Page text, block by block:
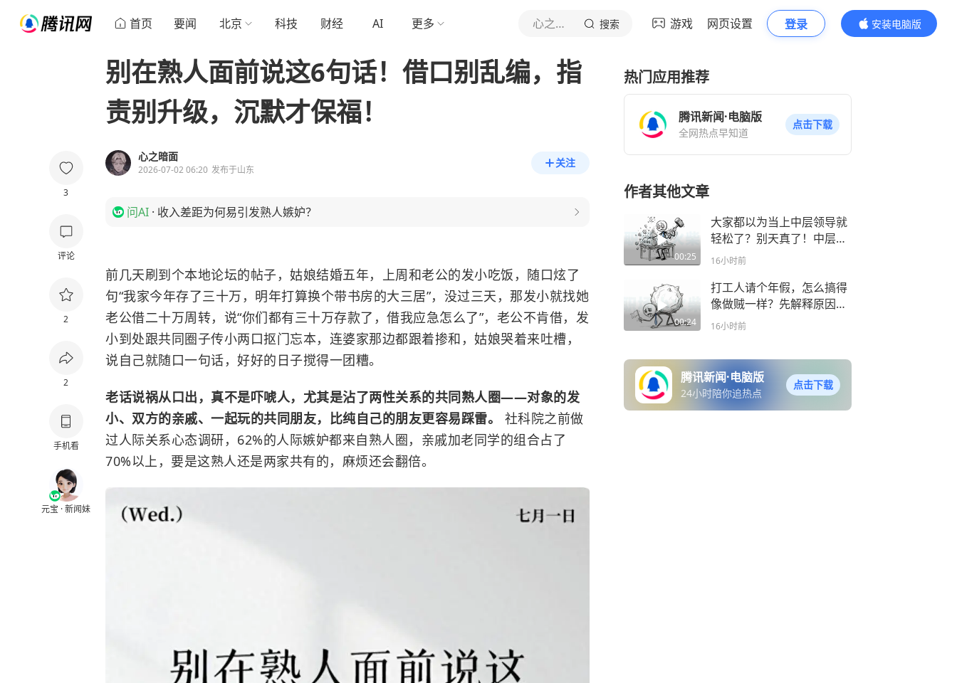
首页 要闻 北京 科技 财经 AI 更多 心之暗面 搜索 游戏 网页设置 登录
安装电脑版
内容更精彩
3
评论
2
2
手机看
元宝 · 新闻妹
别在熟人面前说这6句话！借口别乱编，指
责别升级，沉默才保福！
心之暗面
2026-07-02 06:20 发布于山东
关注
问AI · 收入差距为何易引发熟人嫉妒？
前几天刷到个本地论坛的帖子，姑娘结婚五年，上周和老公的发小吃饭，随口炫了
句“我家今年存了三十万，明年打算换个带书房的大三居”，没过三天，那发小就找她
老公借二十万周转，说“你们都有三十万存款了，借我应急怎么了”，老公不肯借，发
小到处跟共同圈子传小两口抠门忘本，连婆家那边都跟着掺和，姑娘哭着来吐槽，
说自己就随口一句话，好好的日子搅得一团糟。
老话说祸从口出，真不是吓唬人，尤其是沾了两性关系的共同熟人圈——对象的发
小、双方的亲戚、一起玩的共同朋友，比纯自己的朋友更容易踩雷。 社科院之前做
过人际关系心态调研，62%的人际嫉妒都来自熟人圈，亲戚加老同学的组合占了
70%以上，要是这熟人还是两家共有的，麻烦还会翻倍。
热门应用推荐
腾讯新闻·电脑版
全网热点早知道
点击下载
作者其他文章
00:25
大家都以为当上中层领导就
轻松了？别天真了！中层最
尴尬的真相就是：所有的责
你的！
16小时前
00:24
打工人请个年假，怎么搞得
像做贼一样？先解释原因，
再保证进度，最后还得看领
16小时前
腾讯新闻·电脑版
24小时陪你追热点
点击下载